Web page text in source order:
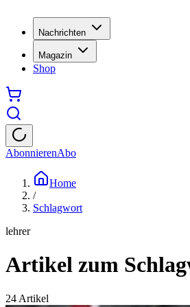
Nachrichten
Magazin
Shop
AbonnierenAbo
Home
/
Schlagwort
lehrer
Artikel zum
24 Artikel